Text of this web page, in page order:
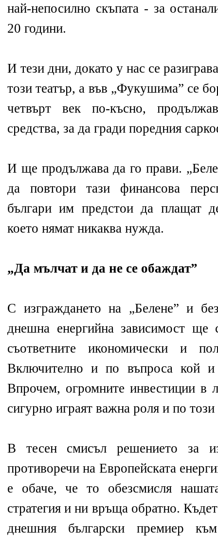
най-непосилно скъпата - за
20 години.
И тези дни, докато у нас се
този театър, а във „Фукушима” се
четвърт век по-късно,
средства, за да гради поредния
И ще продължава да го прави.
да повтори тази финансова
българи им предстои да плащат
което нямат никаква нужда.
„Да мълчат и да не се обаждат”
С изграждането на „Белене” и
днешна енергийна зависимост ще
съответните икономически и
Включително и по въпроса кой и
Впрочем, огромните инвестиции в
сигурно играят важна роля и по
В тесен смисъл решението за
противоречи на Европейската
е обаче, че то обезсмисля
стратегия и ни връща обратно.
днешния български премиер